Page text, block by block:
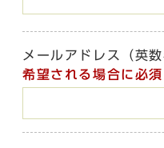
メールアドレス（英数
希望される場合に必